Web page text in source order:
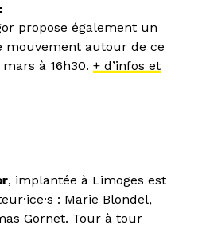
propose également un
mouvement autour de ce
à 16h30. + d’infos et
, implantée à Limoges est
: Marie Blondel,
Gornet. Tour à tour